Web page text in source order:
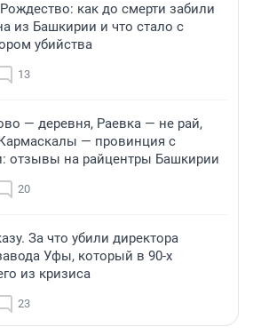
как до смерти забили
из Башкирии и что стало с
убийства
13
— деревня, Раевка — не рай,
— провинция с
отзывы на райцентры Башкирии
20
За что убили директора
Уфы, который в 90-х
из кризиса
23